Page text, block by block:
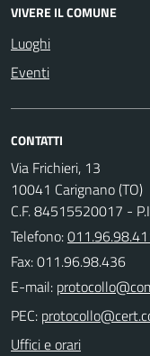
VIVERE IL COMUNE
Luoghi
Eventi
CONTATTI
Via Frichieri, 13
10041 Carignano (TO)
C.F. 84515520017 -
Telefono:
Fax: 011.96.98.436
E-mail:
PEC:
Uffici e orari